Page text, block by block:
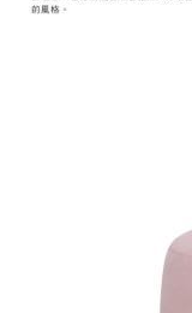
任。
時審查核予不同之上限
５．嚴禁一人註冊多個
恩沛科技股份有限公司
每筆NT$70，滿